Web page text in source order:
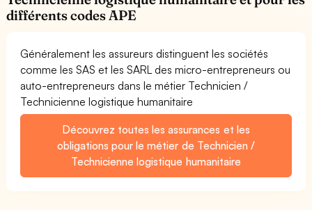
différents codes APE
Généralement les assureurs distinguent les sociétés
comme les SAS et les SARL des micro-entrepreneurs ou
auto-entrepreneurs dans le métier Technicien /
Technicienne logistique humanitaire
Découvrez toutes les assurances et les
obligations pour le métier de Technicien /
Technicienne logistique humanitaire